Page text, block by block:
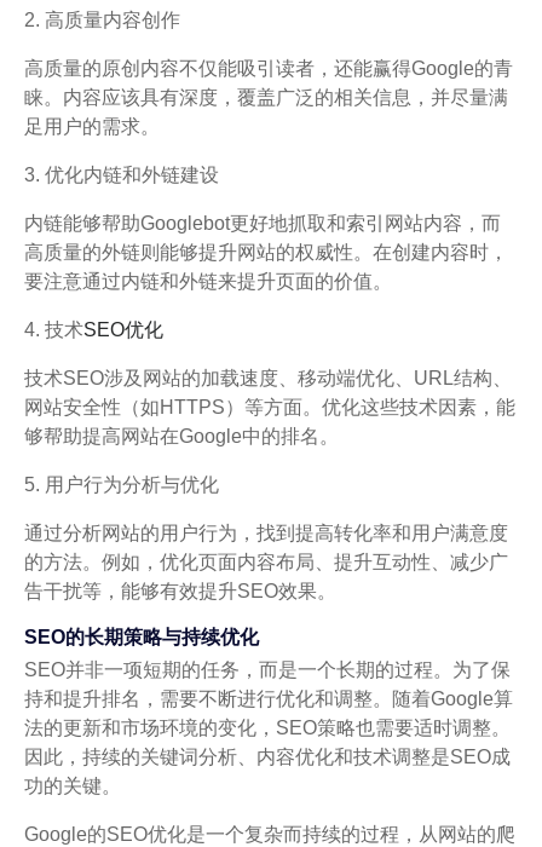
2. 高质量内容创作
高质量的原创内容不仅能吸引读者，还能赢得Google的青
睐。内容应该具有深度，覆盖广泛的相关信息，并尽量满
足用户的需求。
3. 优化内链和外链建设
内链能够帮助Googlebot更好地抓取和索引网站内容，而
高质量的外链则能够提升网站的权威性。在创建内容时，
要注意通过内链和外链来提升页面的价值。
4. 技术SEO优化
技术SEO涉及网站的加载速度、移动端优化、URL结构、
网站安全性（如HTTPS）等方面。优化这些技术因素，能
够帮助提高网站在Google中的排名。
5. 用户行为分析与优化
通过分析网站的用户行为，找到提高转化率和用户满意度
的方法。例如，优化页面内容布局、提升互动性、减少广
告干扰等，能够有效提升SEO效果。
SEO的长期策略与持续优化
SEO并非一项短期的任务，而是一个长期的过程。为了保
持和提升排名，需要不断进行优化和调整。随着Google算
法的更新和市场环境的变化，SEO策略也需要适时调整。
因此，持续的关键词分析、内容优化和技术调整是SEO成
功的关键。
Google的SEO优化是一个复杂而持续的过程，从网站的爬